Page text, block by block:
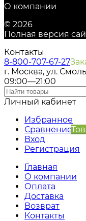
О компании
© 2026
Полная версия
Контакты
8-800-707-67-27
г. Москва, ул.
09:00—21:00
Личный кабинет
Избранное
Сравнение
Вход
Регистрация
Главная
О компании
Оплата
Доставка
Возврат
Контакты